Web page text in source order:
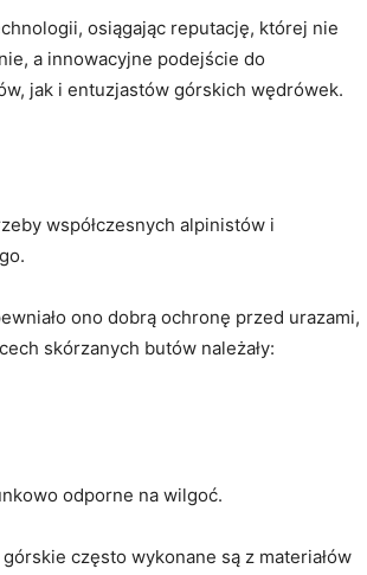
osiągając reputację, której nie
a innowacyjne podejście do⁤
jak i‍ entuzjastów górskich⁣ wędrówek.
⁤współczesnych alpinistów i
ono dobrą ⁤ochronę przed urazami,
skórzanych butów ‍należały:
odporne na wilgoć.
⁢często wykonane są z materiałów